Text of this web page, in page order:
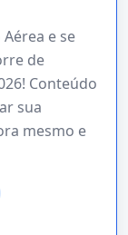
e se
de
Conteúdo
sua
mesmo e